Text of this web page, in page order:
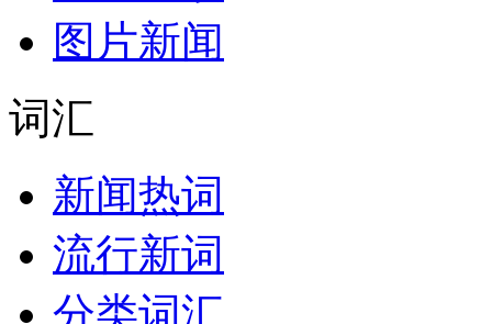
图片新闻
词汇
新闻热词
流行新词
分类词汇